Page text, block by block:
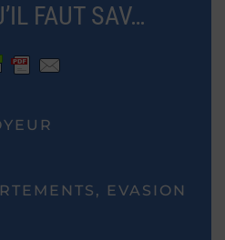
FAUT SAV…
EVASION